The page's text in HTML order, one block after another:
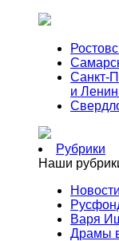
Санкт-
и
Рубрики
Наши
Новости
Варя
Драмы